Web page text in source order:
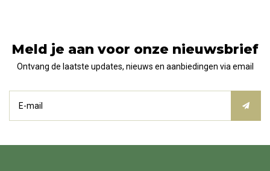
Meld je aan voor onze nieuwsbrief
Ontvang de laatste updates, nieuws en aanbiedingen via email